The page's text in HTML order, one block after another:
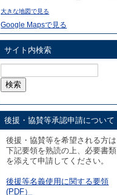
大きな地図で見る
Google Mapsで見る
サイト内検索
索:
後援・協賛等承認申請について
後援・協賛等を希望される方は
下記要領を熟読の上、必要書類
を添えて申請してください。
後援等名義使用に関する要領
(PDF）